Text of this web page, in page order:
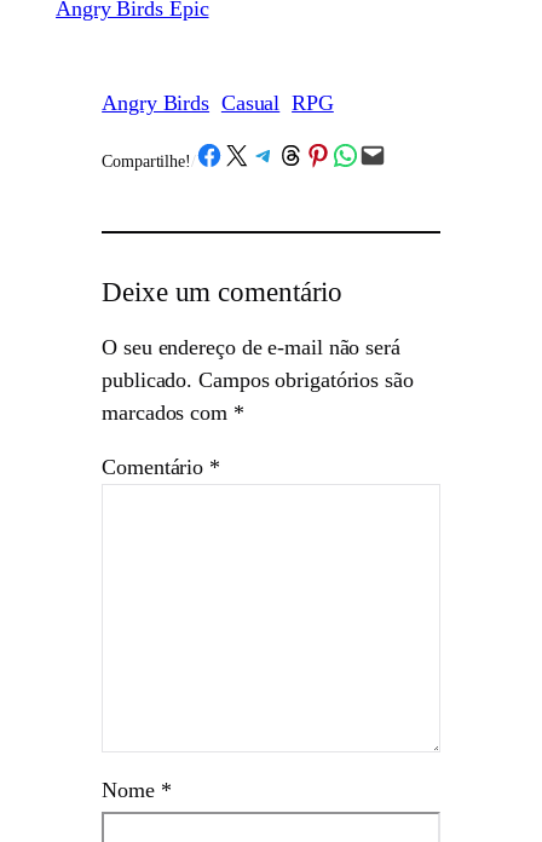
Angry Birds Epic
Angry Birds Casual RPG
Compartilhe! /Share on Facebook
Share on X Share on Telegram
Share on Threads
Share on Pinterest
Share on WhatsApp
Email this Page
Deixe um comentário
O seu endereço de e-mail não será
publicado. Campos obrigatórios são
marcados com *
Comentário *
Nome *